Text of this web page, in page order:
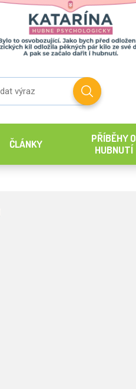
ČLÁNKY
PŘÍBĚHY O
HUBNUTÍ